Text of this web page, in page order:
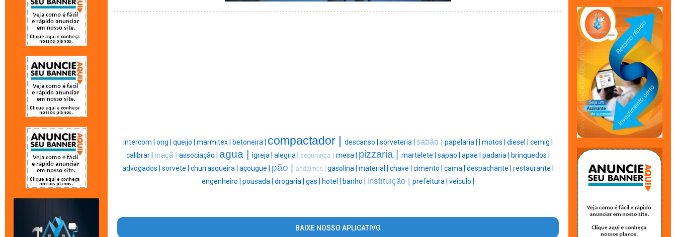
intercom | ong | queijo | marmitex | betoneira | compactador | descanso | sorveteria | sabão | papelaria | motos | diesel | cemig |
calibrar | maçã | associação | agua | igreja | alegria | segurança | mesa | pizzaria | martelete | sapao | apae | padaria |
brinquedos |
advogados | sorvete | churrasqueira | açougue | pão | andaimes | gasolina | material | chave | cimento | cama | despachante | restaurante |
engenheiro | pousada | drogaria | gas | hotel | banho | instituição | prefeitura | veiculo |
BAIXE NOSSO APLICATIVO